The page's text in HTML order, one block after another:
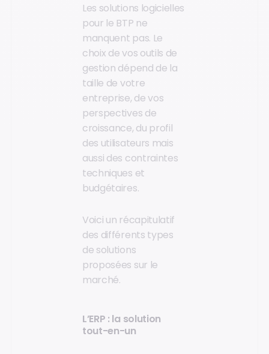
Les solutions logicielles
pour le BTP ne
manquent pas. Le
choix de vos outils de
gestion dépend de la
taille de votre
entreprise, de vos
perspectives de
croissance, du profil
des utilisateurs mais
aussi des contraintes
techniques et
budgétaires.
Voici un récapitulatif
des différents types
de solutions
proposées sur le
marché.
L’ERP : la solution
tout-en-un